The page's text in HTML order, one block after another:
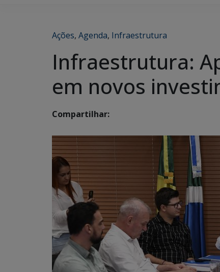
Ações, Agenda, Infraestrutura
Infraestrutura:
em novos
Compartilhar: